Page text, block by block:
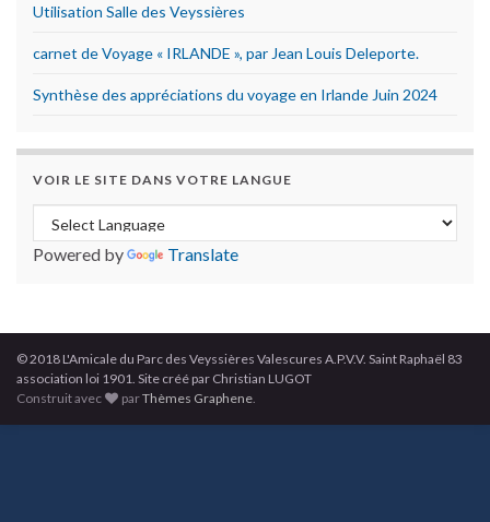
Utilisation Salle des Veyssières
carnet de Voyage « IRLANDE », par Jean Louis Deleporte.
Synthèse des appréciations du voyage en Irlande Juin 2024
VOIR LE SITE DANS VOTRE LANGUE
Powered by Translate
© 2018 L'Amicale du Parc des Veyssières Valescures A.P.V.V. Saint Raphaël 83
association loi 1901. Site créé par Christian LUGOT
Construit avec
parThèmes Graphene